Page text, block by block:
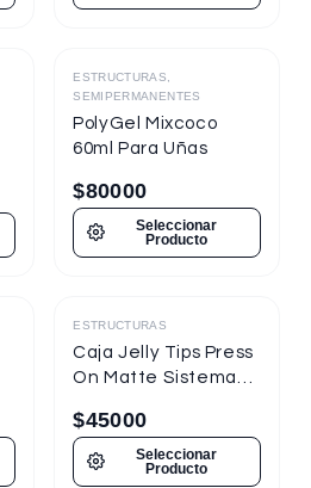
Destacado
ESTRUCTURAS,
SEMIPERMANENTES
PolyGel Mixcoco
60ml Para Uñas
$80000
Seleccionar
Producto
ESTRUCTURAS
Caja Jelly Tips Press
On Matte Sistema
$45000
Seleccionar
Producto